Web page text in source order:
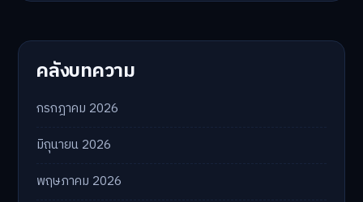
คลังบทความ
กรกฎาคม 2026
มิถุนายน 2026
พฤษภาคม 2026